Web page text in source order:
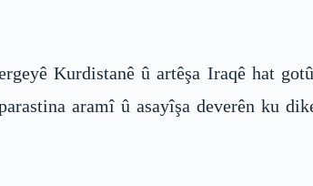
Kurdistanê û artêşa Iraqê hat
aramî û asayîşa deverên ku